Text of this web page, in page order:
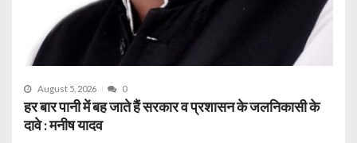
August 5, 2026 0
हर बार पानी में बह जाते हैं सरकार व प्रशासन के जलनिकासी के
दावे : मनीष यादव